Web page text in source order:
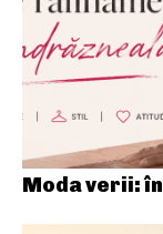
Moda verii: